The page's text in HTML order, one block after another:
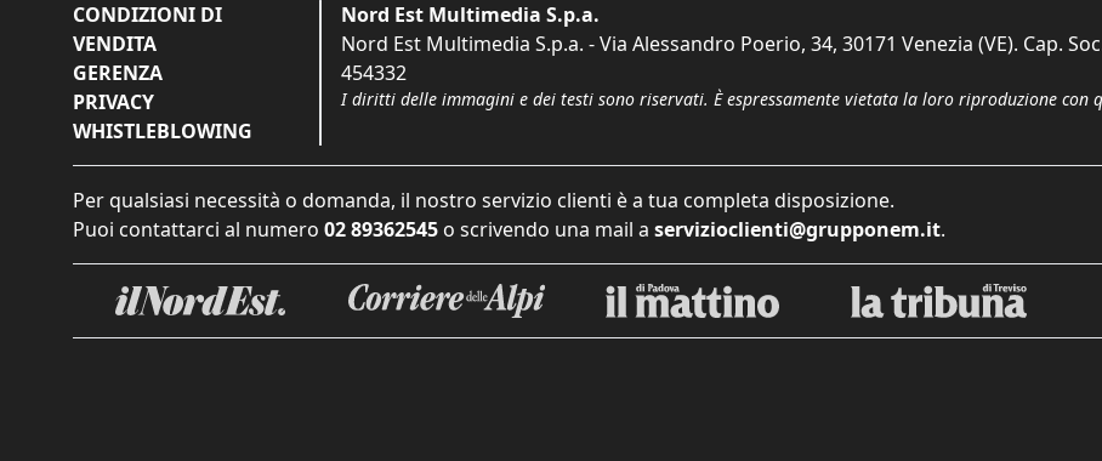
CONDIZIONI DI
VENDITA
GERENZA
PRIVACY
WHISTLEBLOWING
Nord Est Multimedia S.p.a.
Nord Est Multimedia S.p.a. - Via Alessandro Poerio, 34, 30171 Venezia (VE). Cap.
454332
I diritti delle immagini e dei testi sono riservati. È espressamente vietata la loro riproduzione con
Per qualsiasi necessità o domanda, il nostro servizio clienti è a tua completa disposizione.
Puoi contattarci al numero 02 89362545 o scrivendo una mail a servizioclienti@grupponem.it.